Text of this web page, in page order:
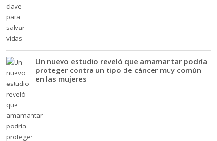
Un nuevo estudio reveló que amamantar podría
proteger contra un tipo de cáncer muy común
en las mujeres